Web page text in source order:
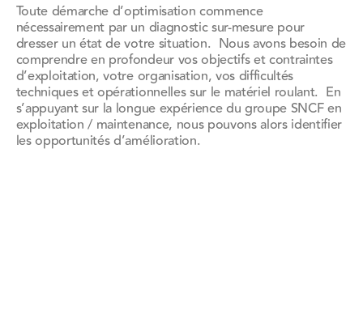
Toute démarche d’optimisation commence
nécessairement par un diagnostic sur-mesure pour
dresser un état de votre situation. Nous avons besoin de
comprendre en profondeur vos objectifs et contraintes
d’exploitation, votre organisation, vos difficultés
techniques et opérationnelles sur le matériel roulant. En
s’appuyant sur la longue expérience du groupe SNCF en
exploitation / maintenance, nous pouvons alors identifier
les opportunités d’amélioration.